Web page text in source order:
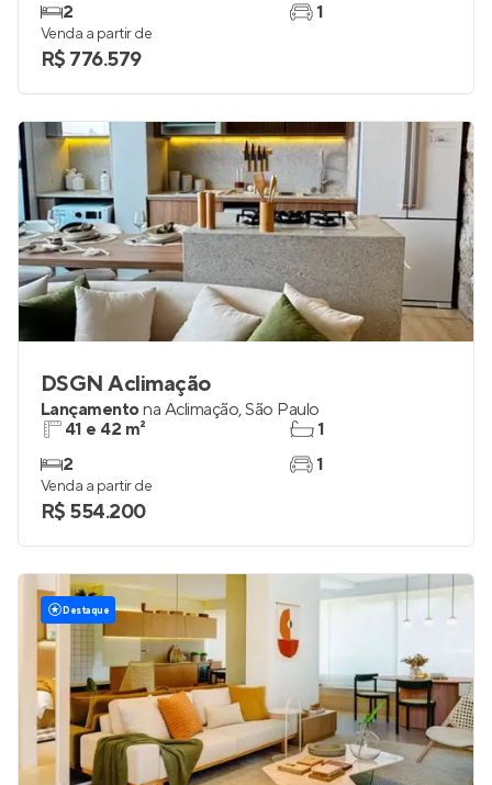
2
1
Venda a partir de
R$ 776.579
DSGN Aclimação
Lançamentona Aclimação,São Paulo
41 e 42 m²
2
1
1
Venda a partir de
R$ 554.200
Destaque